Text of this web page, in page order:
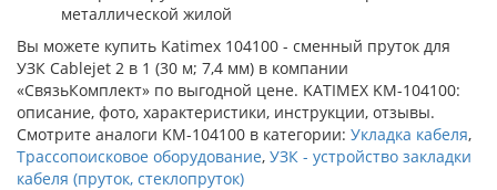
металлической жилой
Вы можете купить Katimex 104100 - сменный пруток для
УЗК Cablejet 2 в 1 (30 м; 7,4 мм) в компании
«СвязьКомплект» по выгодной цене. KATIMEX KM-104100:
описание, фото, характеристики, инструкции, отзывы.
Смотрите аналоги KM-104100 в категории: Укладка кабеля,
Трассопоисковое оборудование, УЗК - устройство закладки
кабеля (пруток, стеклопруток)